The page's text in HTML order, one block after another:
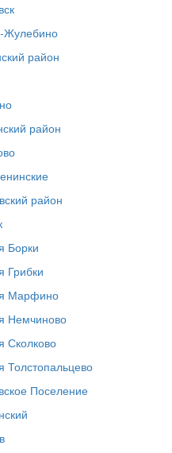
Жулебино
район
район
район
Борки
Грибки
Марфино
Немчиново
Сколково
Толстопальцево
Поселение